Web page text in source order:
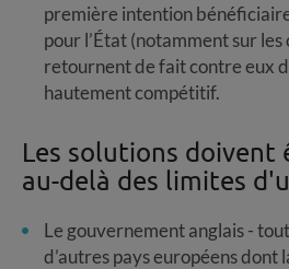
première intention
pour l’État (notamment sur les
retournent de fait contre eux
hautement compétitif.
Les solutions doivent
au-delà des limites
Le gouvernement anglais -
d’autres pays européens dont